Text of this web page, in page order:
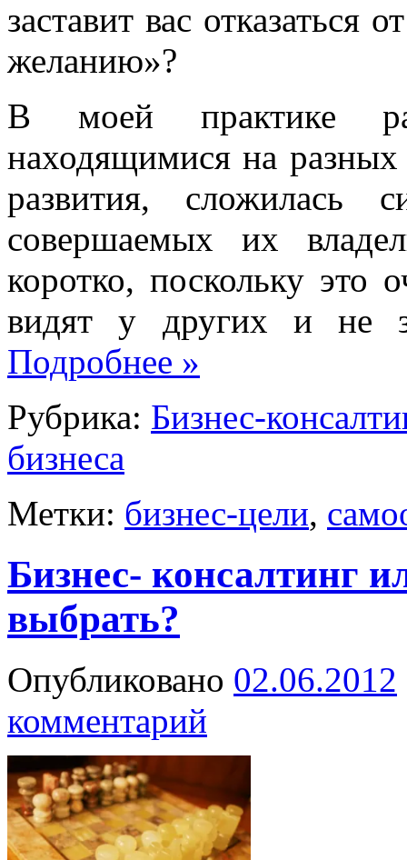
заставит вас отказаться
желанию»?
В моей практике
находящимися на разных
развития, сложилась
совершаемых их
коротко, поскольку это
видят у других и не
Подробнее »
Рубрика: Бизнес-
бизнеса
Метки: бизнес-цели,
Бизнес- консалтинг
выбрать?
Опубликовано 02.06.2012
комментарий